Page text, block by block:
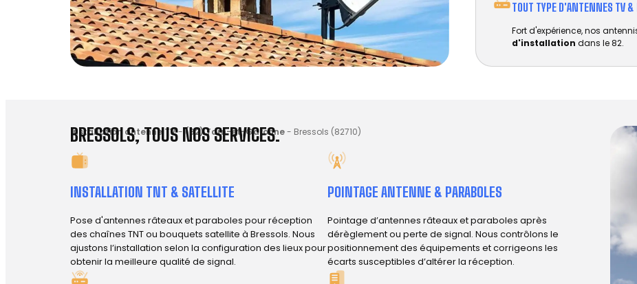
TOUT TYPE D'ANTENNES TV &
Fort d'expérience, nos
d'installation dans le 82.
Installation antenne TV- (82) Tarn-et-Garonne- Bressols (82710)
BRESSOLS, TOUS NOS SERVICES.
INSTALLATION TNT & SATELLITE
Pose d'antennes râteaux et paraboles pour réception
des chaînes TNT ou bouquets satellite à Bressols. Nous
ajustons l’installation selon la configuration des lieux pour
obtenir la meilleure qualité de signal.
POINTAGE ANTENNE & PARABOLES
Pointage d’antennes râteaux et paraboles après
dérèglement ou perte de signal. Nous contrôlons le
positionnement des équipements et corrigeons les
écarts susceptibles d’altérer la réception.